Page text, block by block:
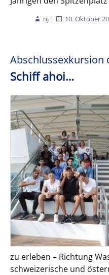
nj | 10. Oktober
Abschlussexkursion
Schiff ahoi…
zu erleben – Richtung
schweizerische und